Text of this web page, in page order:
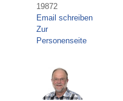
19872
Email schreiben
Zur
Personenseite